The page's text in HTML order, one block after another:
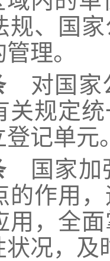
规、国
理。
对国家
关规定
登记单元
国家加
的作用
用，全
况，及